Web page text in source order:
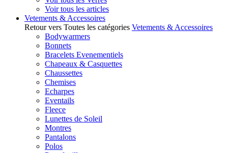
Voir tous les articles
Vetements & Accessoires
Retour vers Toutes les catégories Vetements & Accessoires
Bodywarmers
Bonnets
Bracelets Evenementiels
Chapeaux & Casquettes
Chaussettes
Chemises
Echarpes
Eventails
Fleece
Lunettes de Soleil
Montres
Pantalons
Polos